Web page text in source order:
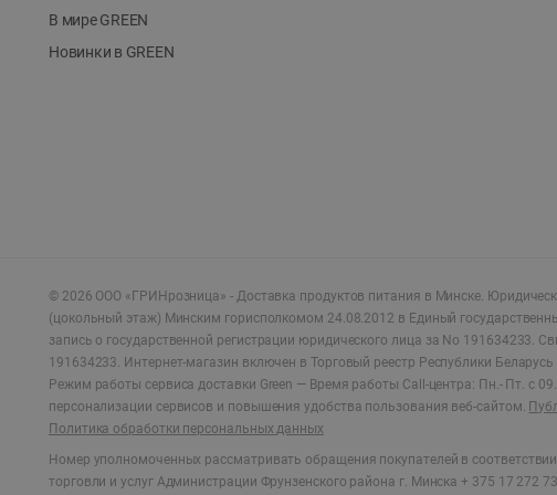
В мире GREEN
Новинки в GREEN
© 2026 ООО «ГРИНрозница» - Доставка продуктов питания в Минске.
(цокольный этаж) Минским горисполкомом 24.08.2012 в Единый
запись о государственной регистрации юридического лица за No 191634233.
191634233. Интернет-магазин включен в Торговый реестр Республики
Режим работы сервиса доставки Green — Время работы Call-центра: Пн.- Пт. с
персонализации сервисов и повышения удобства пользования веб-сайтом.
Политика обработки персональных данных
Номер уполномоченных рассматривать обращения покупателей в
торговли и услуг Администрации Фрунзенского района г. Минска + 375 17 272